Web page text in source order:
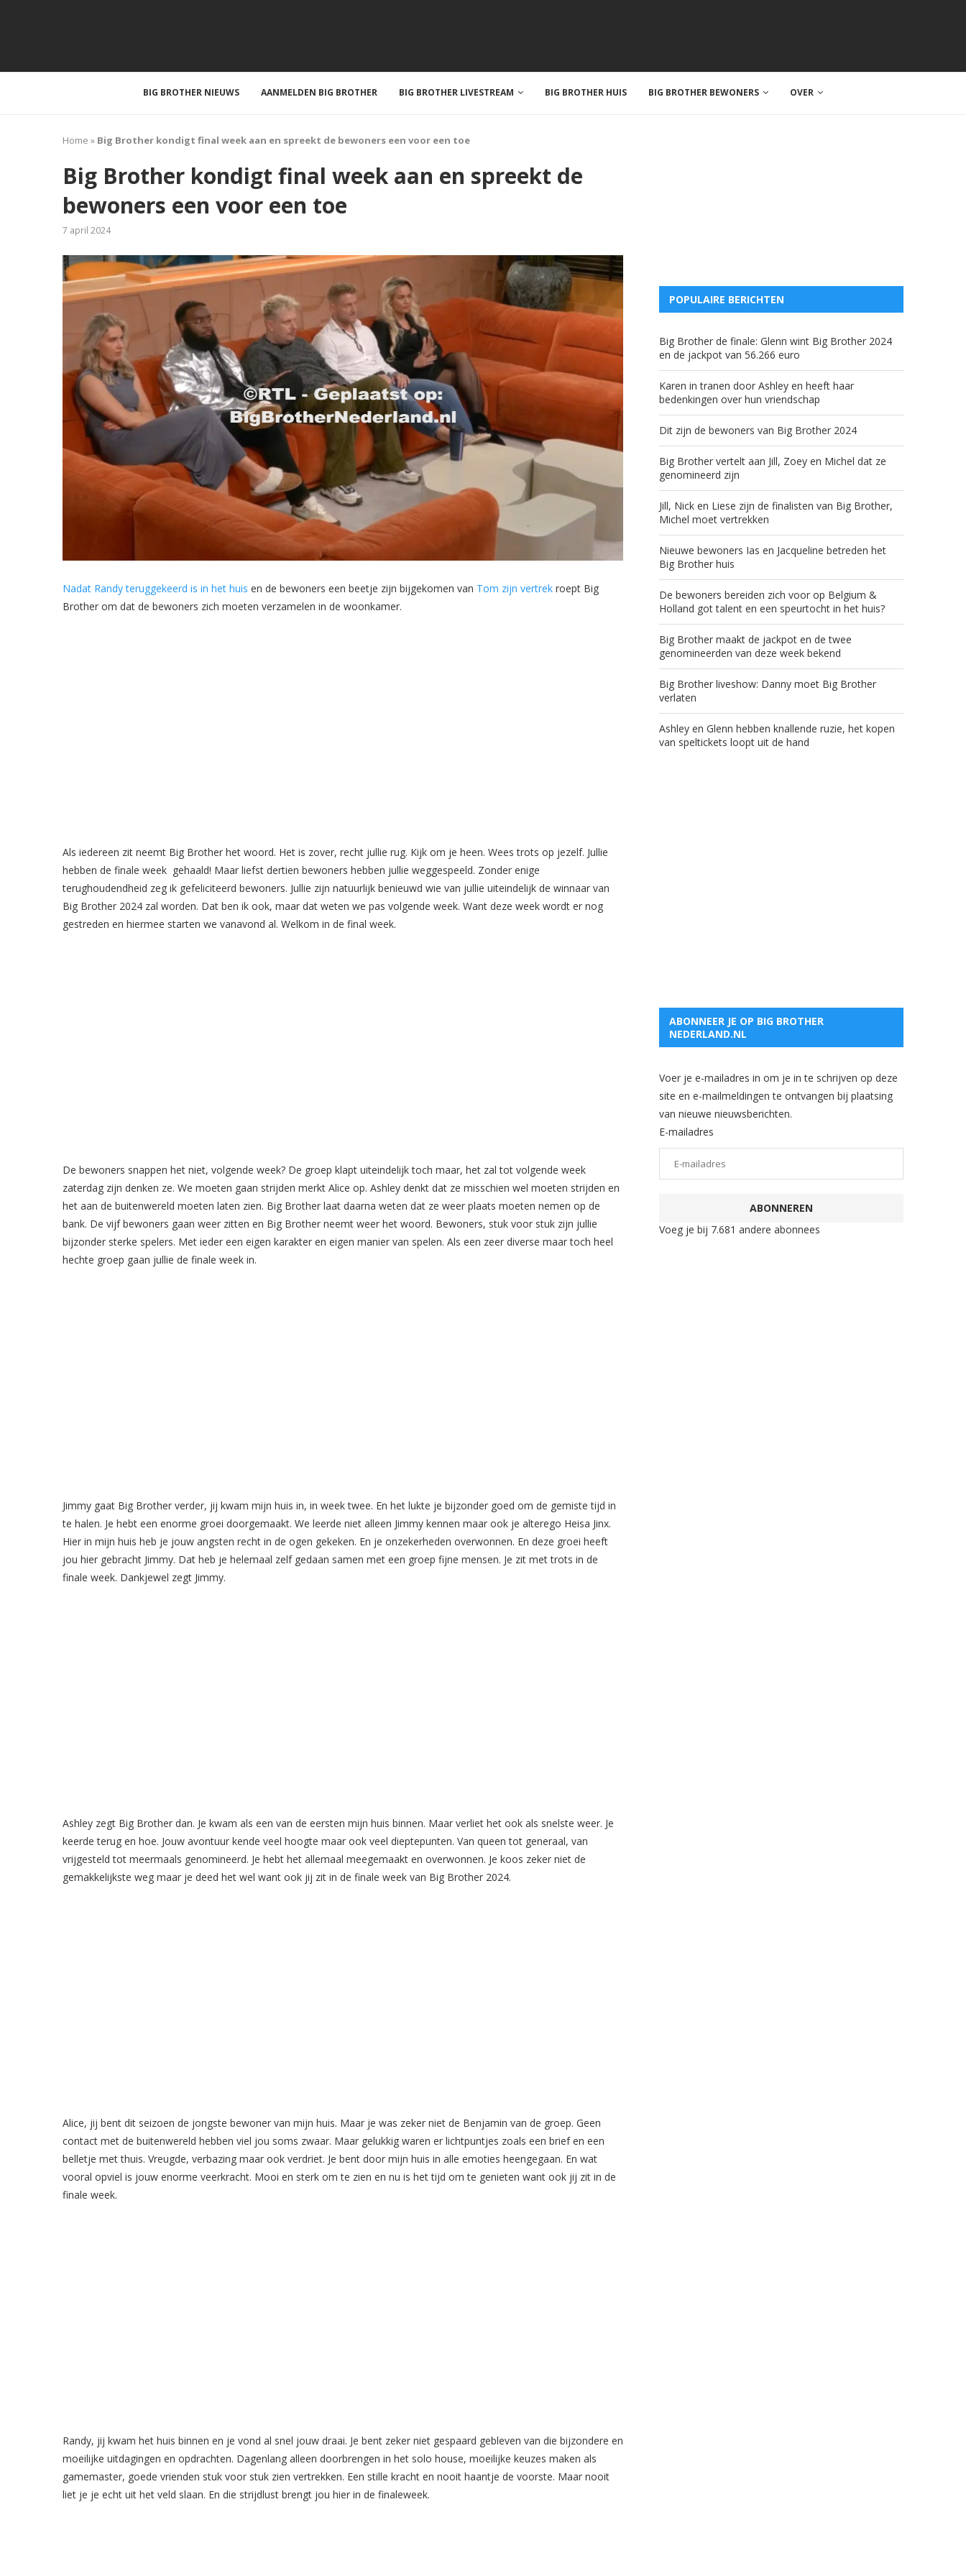
BIG BROTHER NIEUWS AANMELDEN BIG BROTHER BIG BROTHER LIVESTREAM BIG BROTHER HUIS BIG BROTHER BEWONERS OVER
Home » Big Brother kondigt final week aan en spreekt de bewoners een voor een toe
Big Brother kondigt final week aan en spreekt de
bewoners een voor een toe
7 april 2024
Nadat Randy teruggekeerd is in het huis en de bewoners een beetje zijn bijgekomen van Tom zijn vertrek roept Big
Brother om dat de bewoners zich moeten verzamelen in de woonkamer.
Als iedereen zit neemt Big Brother het woord. Het is zover, recht jullie rug. Kijk om je heen. Wees trots op jezelf. Jullie
hebben de finale week gehaald! Maar liefst dertien bewoners hebben jullie weggespeeld. Zonder enige
terughoudendheid zeg ik gefeliciteerd bewoners. Jullie zijn natuurlijk benieuwd wie van jullie uiteindelijk de winnaar van
Big Brother 2024 zal worden. Dat ben ik ook, maar dat weten we pas volgende week. Want deze week wordt er nog
gestreden en hiermee starten we vanavond al. Welkom in de final week.
De bewoners snappen het niet, volgende week? De groep klapt uiteindelijk toch maar, het zal tot volgende week
zaterdag zijn denken ze. We moeten gaan strijden merkt Alice op. Ashley denkt dat ze misschien wel moeten strijden en
het aan de buitenwereld moeten laten zien. Big Brother laat daarna weten dat ze weer plaats moeten nemen op de
bank. De vijf bewoners gaan weer zitten en Big Brother neemt weer het woord. Bewoners, stuk voor stuk zijn jullie
bijzonder sterke spelers. Met ieder een eigen karakter en eigen manier van spelen. Als een zeer diverse maar toch heel
hechte groep gaan jullie de finale week in.
Jimmy gaat Big Brother verder, jij kwam mijn huis in, in week twee. En het lukte je bijzonder goed om de gemiste tijd in
te halen. Je hebt een enorme groei doorgemaakt. We leerde niet alleen Jimmy kennen maar ook je alterego Heisa Jinx.
Hier in mijn huis heb je jouw angsten recht in de ogen gekeken. En je onzekerheden overwonnen. En deze groei heeft
jou hier gebracht Jimmy. Dat heb je helemaal zelf gedaan samen met een groep fijne mensen. Je zit met trots in de
finale week. Dankjewel zegt Jimmy.
Ashley zegt Big Brother dan. Je kwam als een van de eersten mijn huis binnen. Maar verliet het ook als snelste weer. Je
keerde terug en hoe. Jouw avontuur kende veel hoogte maar ook veel dieptepunten. Van queen tot generaal, van
vrijgesteld tot meermaals genomineerd. Je hebt het allemaal meegemaakt en overwonnen. Je koos zeker niet de
gemakkelijkste weg maar je deed het wel want ook jij zit in de finale week van Big Brother 2024.
Alice, jij bent dit seizoen de jongste bewoner van mijn huis. Maar je was zeker niet de Benjamin van de groep. Geen
contact met de buitenwereld hebben viel jou soms zwaar. Maar gelukkig waren er lichtpuntjes zoals een brief en een
belletje met thuis. Vreugde, verbazing maar ook verdriet. Je bent door mijn huis in alle emoties heengegaan. En wat
vooral opviel is jouw enorme veerkracht. Mooi en sterk om te zien en nu is het tijd om te genieten want ook jij zit in de
finale week.
Randy, jij kwam het huis binnen en je vond al snel jouw draai. Je bent zeker niet gespaard gebleven van die bijzondere en
moeilijke uitdagingen en opdrachten. Dagenlang alleen doorbrengen in het solo house, moeilijke keuzes maken als
gamemaster, goede vrienden stuk voor stuk zien vertrekken. Een stille kracht en nooit haantje de voorste. Maar nooit
liet je je echt uit het veld slaan. En die strijdlust brengt jou hier in de finaleweek.
POPULAIRE BERICHTEN
Big Brother de finale: Glenn wint Big Brother 2024
en de jackpot van 56.266 euro
Karen in tranen door Ashley en heeft haar
bedenkingen over hun vriendschap
Dit zijn de bewoners van Big Brother 2024
Big Brother vertelt aan Jill, Zoey en Michel dat ze
genomineerd zijn
Jill, Nick en Liese zijn de finalisten van Big Brother,
Michel moet vertrekken
Nieuwe bewoners Ias en Jacqueline betreden het
Big Brother huis
De bewoners bereiden zich voor op Belgium &
Holland got talent en een speurtocht in het huis?
Big Brother maakt de jackpot en de twee
genomineerden van deze week bekend
Big Brother liveshow: Danny moet Big Brother
verlaten
Ashley en Glenn hebben knallende ruzie, het kopen
van speltickets loopt uit de hand
ABONNEER JE OP BIG BROTHER
NEDERLAND.NL
Voer je e-mailadres in om je in te schrijven op deze
site en e-mailmeldingen te ontvangen bij plaatsing
van nieuwe nieuwsberichten.
E-mailadres
ABONNEREN
Voeg je bij 7.681 andere abonnees